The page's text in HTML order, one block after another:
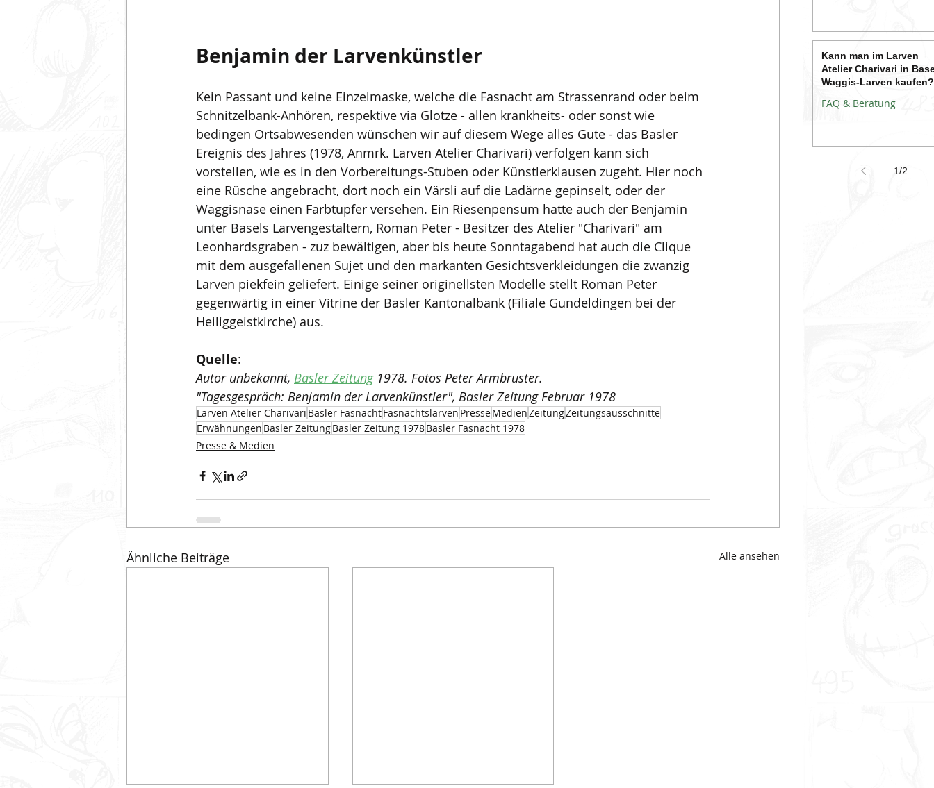
Benjamin der Larvenkünstler
Kein Passant und keine Einzelmaske, welche die Fasnacht am Strassenrand oder beim
Schnitzelbank-Anhören, respektive via Glotze - allen krankheits- oder sonst wie
bedingen Ortsabwesenden wünschen wir auf diesem Wege alles Gute - das Basler
Ereignis des Jahres (1978, Anmrk. Larven Atelier Charivari) verfolgen kann sich
vorstellen, wie es in den Vorbereitungs-Stuben oder Künstlerklausen zugeht. Hier noch
eine Rüsche angebracht, dort noch ein Värsli auf die Ladärne gepinselt, oder der
Waggisnase einen Farbtupfer versehen. Ein Riesenpensum hatte auch der Benjamin
unter Basels Larvengestaltern, Roman Peter - Besitzer des Atelier "Charivari" am
Leonhardsgraben - zuz bewältigen, aber bis heute Sonntagabend hat auch die Clique
mit dem ausgefallenen Sujet und den markanten Gesichtsverkleidungen die zwanzig
Larven piekfein geliefert. Einige seiner originellsten Modelle stellt Roman Peter
gegenwärtig in einer Vitrine der Basler Kantonalbank (Filiale Gundeldingen bei der
Heiliggeistkirche) aus.
Quelle:
Autor unbekannt, Basler Zeitung 1978. Fotos Peter Armbruster.
"Tagesgespräch: Benjamin der Larvenkünstler", Basler Zeitung Februar 1978
Larven Atelier Charivari Basler FasnachtFasnachtslarven PresseMedienZeitungZeitungsausschnitte
Erwähnungen Basler ZeitungBasler Zeitung 1978Basler Fasnacht 1978
Presse & Medien
Ähnliche Beiträge Alle ansehen
Kann man im Larven
Atelier Charivari in
Waggis-Larven kaufen?
FAQ & Beratung
1/2